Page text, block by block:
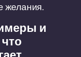
желания.
и